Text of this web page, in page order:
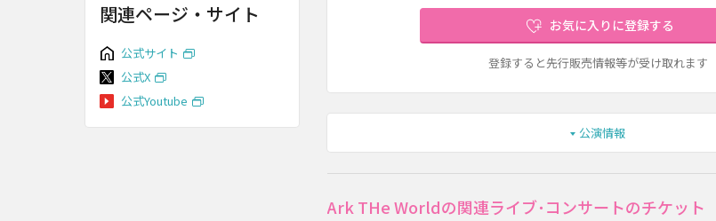
お気に入りに登録する
登録すると先行販売情報等が受け取れます
公演情報
Ark THe Worldの関連ライブ･コンサートのチケット
関連ページ・サイト
公式サイト
公式X
公式Youtube